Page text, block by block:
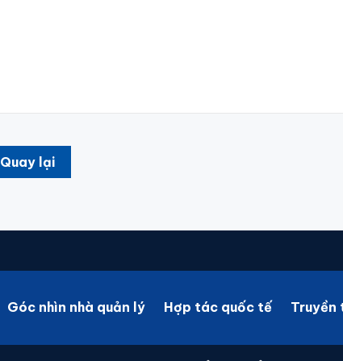
Quay lại
Góc nhìn nhà quản lý Hợp tác quốc tế Truyền